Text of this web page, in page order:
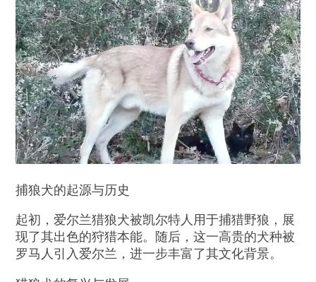
捕狼犬的起源与历史
起初，爱尔兰猎狼犬被凯尔特人用于捕猎野狼，展
现了其出色的狩猎本能。随后，这一高贵的犬种被
罗马人引入爱尔兰，进一步丰富了其文化背景。